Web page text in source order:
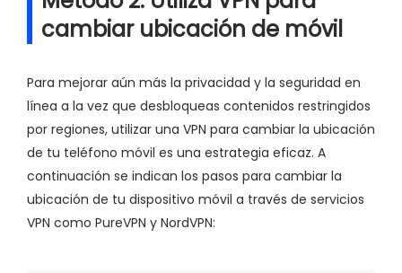
cambiar ubicación de móvil
Para mejorar aún más la privacidad y la seguridad en
línea a la vez que desbloqueas contenidos restringidos
por regiones, utilizar una VPN para cambiar la ubicación
de tu teléfono móvil es una estrategia eficaz. A
continuación se indican los pasos para cambiar la
ubicación de tu dispositivo móvil a través de servicios
VPN como PureVPN y NordVPN: